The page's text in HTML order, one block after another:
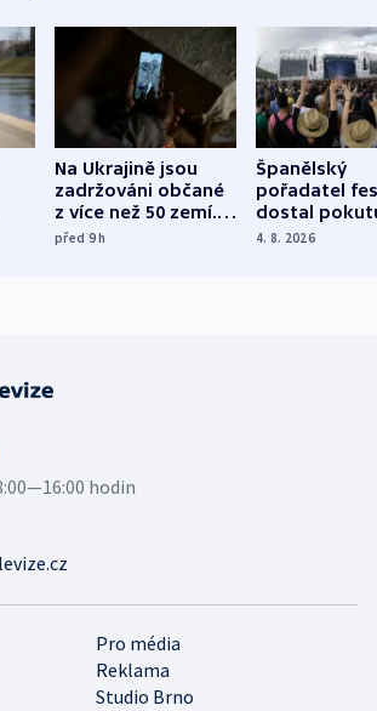
Na Ukrajině jsou
zadržováni občané
z více než 50 zemí.
Bojovali na straně
před 9h
Španělský
pořadatel
dostal
nekalé
4. 8. 2026
Pro média
Reklama
Studio Brno
hodin